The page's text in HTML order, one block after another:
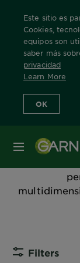
Este sitio es
Cookies,
equipos son
saber más
privacidad
Learn More
OK
MENÚ
Home Productos
la teoría
Filters